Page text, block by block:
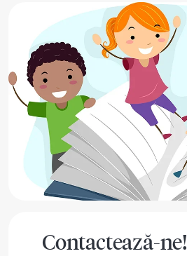
Contactează-ne!